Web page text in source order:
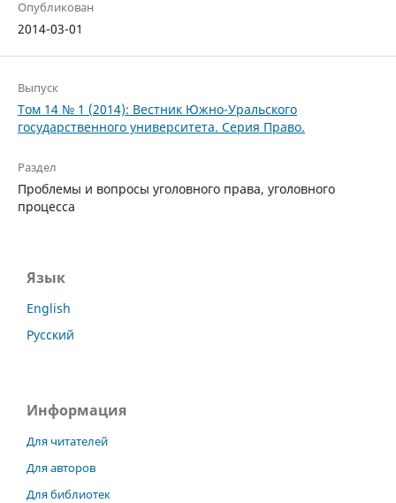
Опубликован
2014-03-01
Выпуск
Том 14 № 1 (2014): Вестник Южно-Уральского
государственного университета. Серия Право.
Раздел
Проблемы и вопросы уголовного права, уголовного
процесса
Язык
English
Русский
Информация
Для читателей
Для авторов
Для библиотек